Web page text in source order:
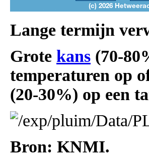
Lange termijn
Grote kans (70-
temperaturen op
(20-30%) op een
Bron: KNMI.